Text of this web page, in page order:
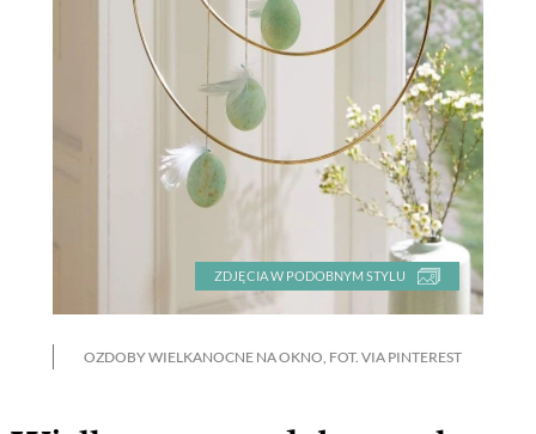
ZDJĘCIA W PODOBNYM STYLU
OZDOBY WIELKANOCNE NA OKNO, FOT. VIA PINTEREST